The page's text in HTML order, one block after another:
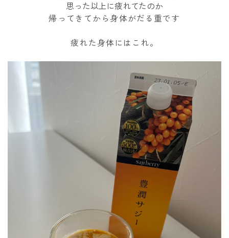
思った以上に疲れてたのか
帰ってきてから身体がだる重です
疲れた身体にはこれ。